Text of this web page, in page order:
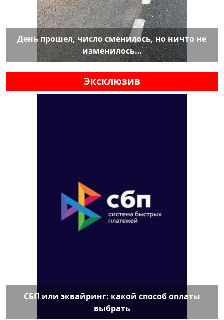
День прошел, число сменилось, но ничто не
изменилось…
Эксклюзив
СБП или эквайринг: какой способ оплаты
выбрать